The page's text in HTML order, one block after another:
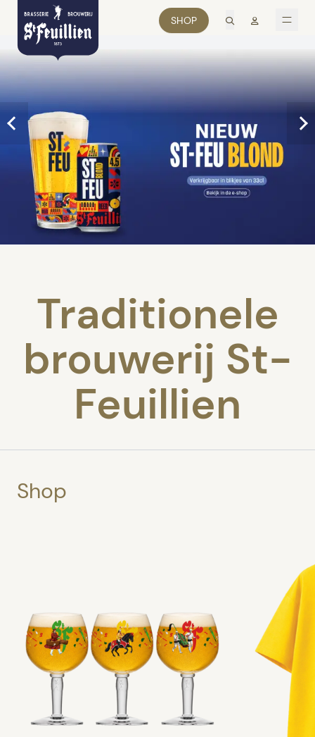
SHOP zoekMon
Traditionele
brouwerij St-
Feuillien
Shop